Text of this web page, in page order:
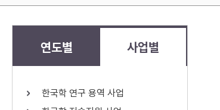
조선 후기
근대
검색 연산자 사용안내
연도별 사업별
한국학 연구 용역 사업